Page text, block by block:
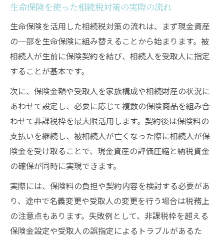
生命保険を使った相続税対策の実際の流れ
生命保険を活用した相続税対策の流れは、まず現金資産
の一部を生命保険に組み替えることから始まります。被
相続人が生前に保険契約を結び、相続人を受取人に指定
することが基本です。
次に、保険金額や受取人を家族構成や相続財産の状況に
あわせて設定し、必要に応じて複数の保険商品を組み合
わせて非課税枠を最大限活用します。契約後は保険料の
支払いを継続し、被相続人が亡くなった際に相続人が保
険金を受け取ることで、現金資産の評価圧縮と納税資金
の確保が同時に実現できます。
実際には、保険料の負担や契約内容を検討する必要があ
り、途中で名義変更や受取人の変更を行う場合は税務上
の注意点もあります。失敗例として、非課税枠を超える
保険金設定や受取人の誤指定によるトラブルがあるた